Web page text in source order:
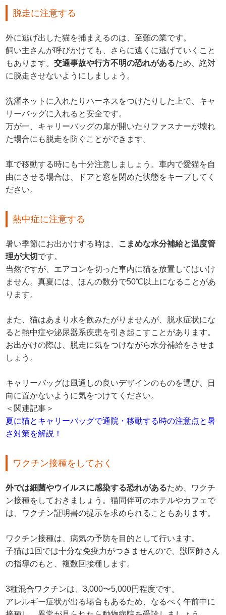
脱走に注意する
外に逃げ出した猫を捕まえるのは、至難の業です。
飼い主さんが呼びかけても、さらに遠くに逃げていくこと
もあります。交通事故や行方不明の恐れがあるため、絶対
に脱走させないようにしましょう。
洗濯ネットに入れたりハーネスをつけたりした上で、キャ
リーバッグに入れると安全です。
万が一、キャリーバッグの扉が開いたりファスナーが壊れ
た場合にも脱走を防ぐことができます。
車で移動する時にも十分注意しましょう。車内で愛猫を自
由にさせる場合は、ドアと窓を閉めた状態をキープしてく
ださい。
熱中症に注意する
暑い季節にお出かけする時は、
こまめな水分補給と温度管
理が大切 です。
当然ですが、エアコンを切った車内に猫を放置してはいけ
ません。真夏には、ほんの数分で50℃以上になることがあ
ります。
また、猫はあまり水を飲みたがりませんが、脱水症状にな
ると熱中症や泌尿器系疾患を引き起こすことがあります。
お出かけの際は、脱走に気をつけながら水分補給をさせま
しょう。
キャリーバッグは風通しの良いデザインのものを選び、日
向に置かないように気をつけてください。
＜関連記事＞
夏に猫とキャリーバッグで通院・移動する時の注意点と暑
さ対策を解説！
ワクチン接種をしておく
外では細菌やウイルスに感染する恐れがあるため、ワクチ
ン接種をしておきましょう。猫同伴可のホテルやカフェで
は、ワクチン証明書の提示を求められることもあります。
ワクチン接種は、病気の予防を目的として行います。
子猫は1回では十分な免疫力がつきませんので、獣医師さん
の指導のもと、複数回接種します。
3種混合ワクチンは、3,000〜5,000円程度です。
アレルギー症状が出る場合もあるため、なるべく午前中に